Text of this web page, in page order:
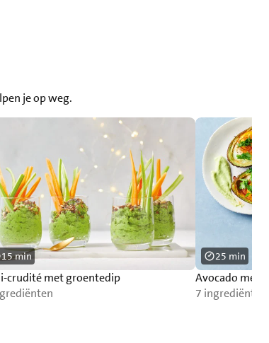
je op weg.
crudité met groentedip
15 min
Avocado met
7 ingrediënten
25 min